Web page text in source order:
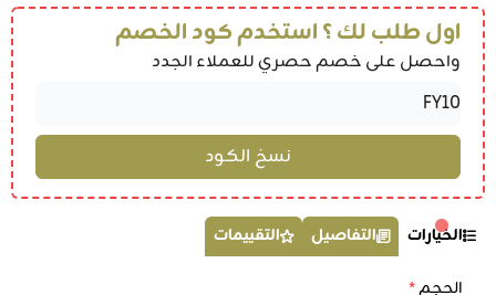
اول طلب لك ؟ استخدم كود الخصم
واحصل على خصم حصري للعملاء الجدد
الخيارات التفاصيل التقييمات
الحجم*